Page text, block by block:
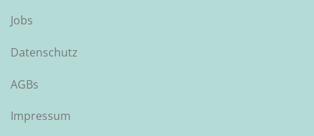
Jobs
Datenschutz
AGBs
Impressum